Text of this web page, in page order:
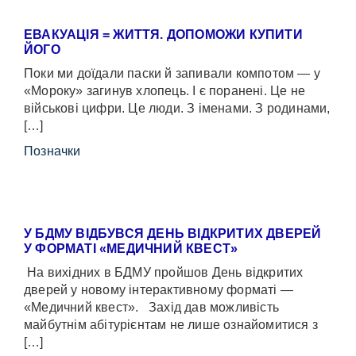
ЕВАКУАЦІЯ = ЖИТТЯ. ДОПОМОЖИ КУПИТИ
ЙОГО
Поки ми доїдали паски й запивали компотом — у
«Мороку» загинув хлопець. І є поранені. Це не
військові цифри. Це люди. З іменами. З родинами,
[…]
Позначки
У БДМУ ВІДБУВСЯ ДЕНЬ ВІДКРИТИХ ДВЕРЕЙ
У ФОРМАТІ «МЕДИЧНИЙ КВЕСТ»
На вихідних в БДМУ пройшов День відкритих
дверей у новому інтерактивному форматі —
«Медичний квест». Захід дав можливість
майбутнім абітурієнтам не лише ознайомитися з
[…]